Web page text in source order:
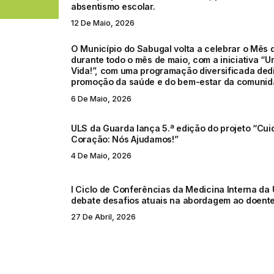
absentismo escolar.
12 De Maio, 2026
O Município do Sabugal volta a celebrar o Mês
durante todo o mês de maio, com a iniciativa
Vida!”, com uma programação diversificada
promoção da saúde e do bem-estar da
6 De Maio, 2026
ULS da Guarda lança 5.ª edição do projeto
Coração: Nós Ajudamos!”
4 De Maio, 2026
I Ciclo de Conferências da Medicina Interna da
debate desafios atuais na abordagem ao
27 De Abril, 2026